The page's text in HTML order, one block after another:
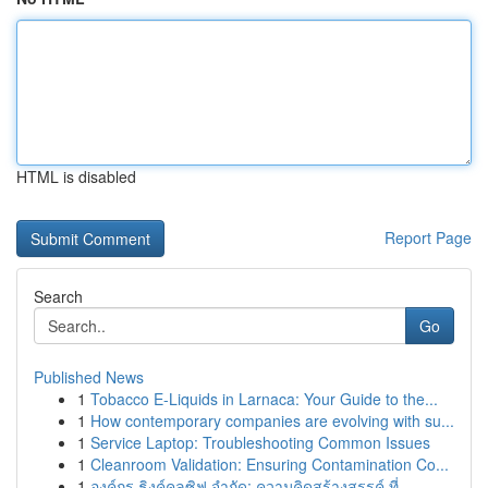
HTML is disabled
Report Page
Search
Go
Published News
1 Tobacco E-Liquids in Larnaca: Your Guide to the...
1 How contemporary companies are evolving with su...
1 Service Laptop: Troubleshooting Common Issues
1 Cleanroom Validation: Ensuring Contamination Co...